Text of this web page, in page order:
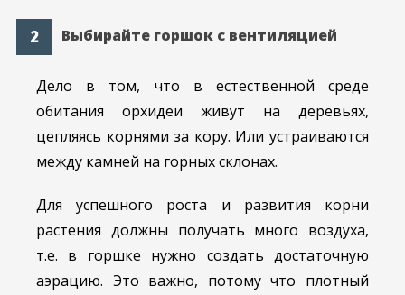
Выбирайте горшок с вентиляцией
Дело в том, что в естественной среде
обитания орхидеи живут на деревьях,
цепляясь корнями за кору. Или устраиваются
между камней на горных склонах.
Для успешного роста и развития корни
растения должны получать много воздуха,
т.е. в горшке нужно создать достаточную
аэрацию. Это важно, потому что плотный